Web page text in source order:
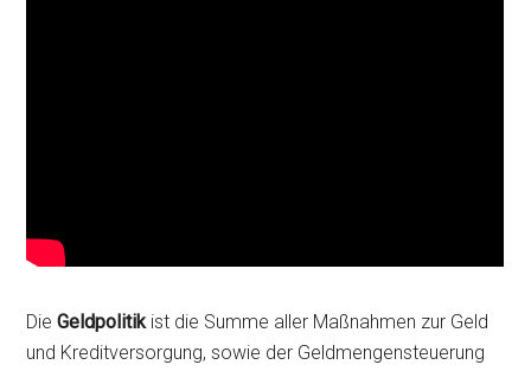
DieGeldpolitikist die Summe aller Maßnahmen zur Geld
und Kreditversorgung, sowie der Geldmengensteuerung